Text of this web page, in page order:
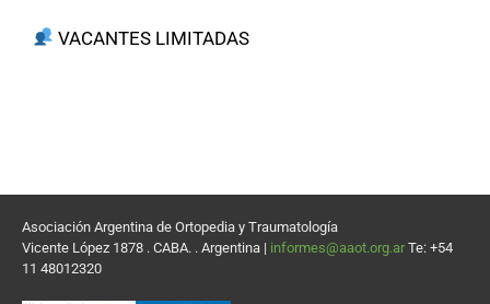
VACANTES LIMITADAS
Asociación Argentina de Ortopedia y Traumatología
Vicente López 1878 . CABA. . Argentina | informes@aaot.org.ar Te: +54
11 48012320